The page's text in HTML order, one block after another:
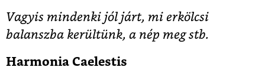
Vagyis mindenki jól járt, mi erkölcsi
balanszba kerültünk, a nép meg stb.
Harmonia Caelestis